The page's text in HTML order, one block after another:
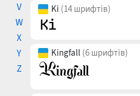
V
W
X
Y
Z
Ki (14 шрифтів)
Kingfall (6 шрифтів)